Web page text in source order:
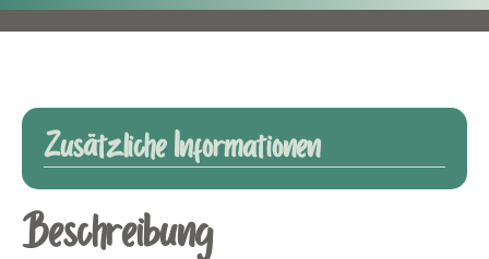
Zusätzliche Informationen
Beschreibung